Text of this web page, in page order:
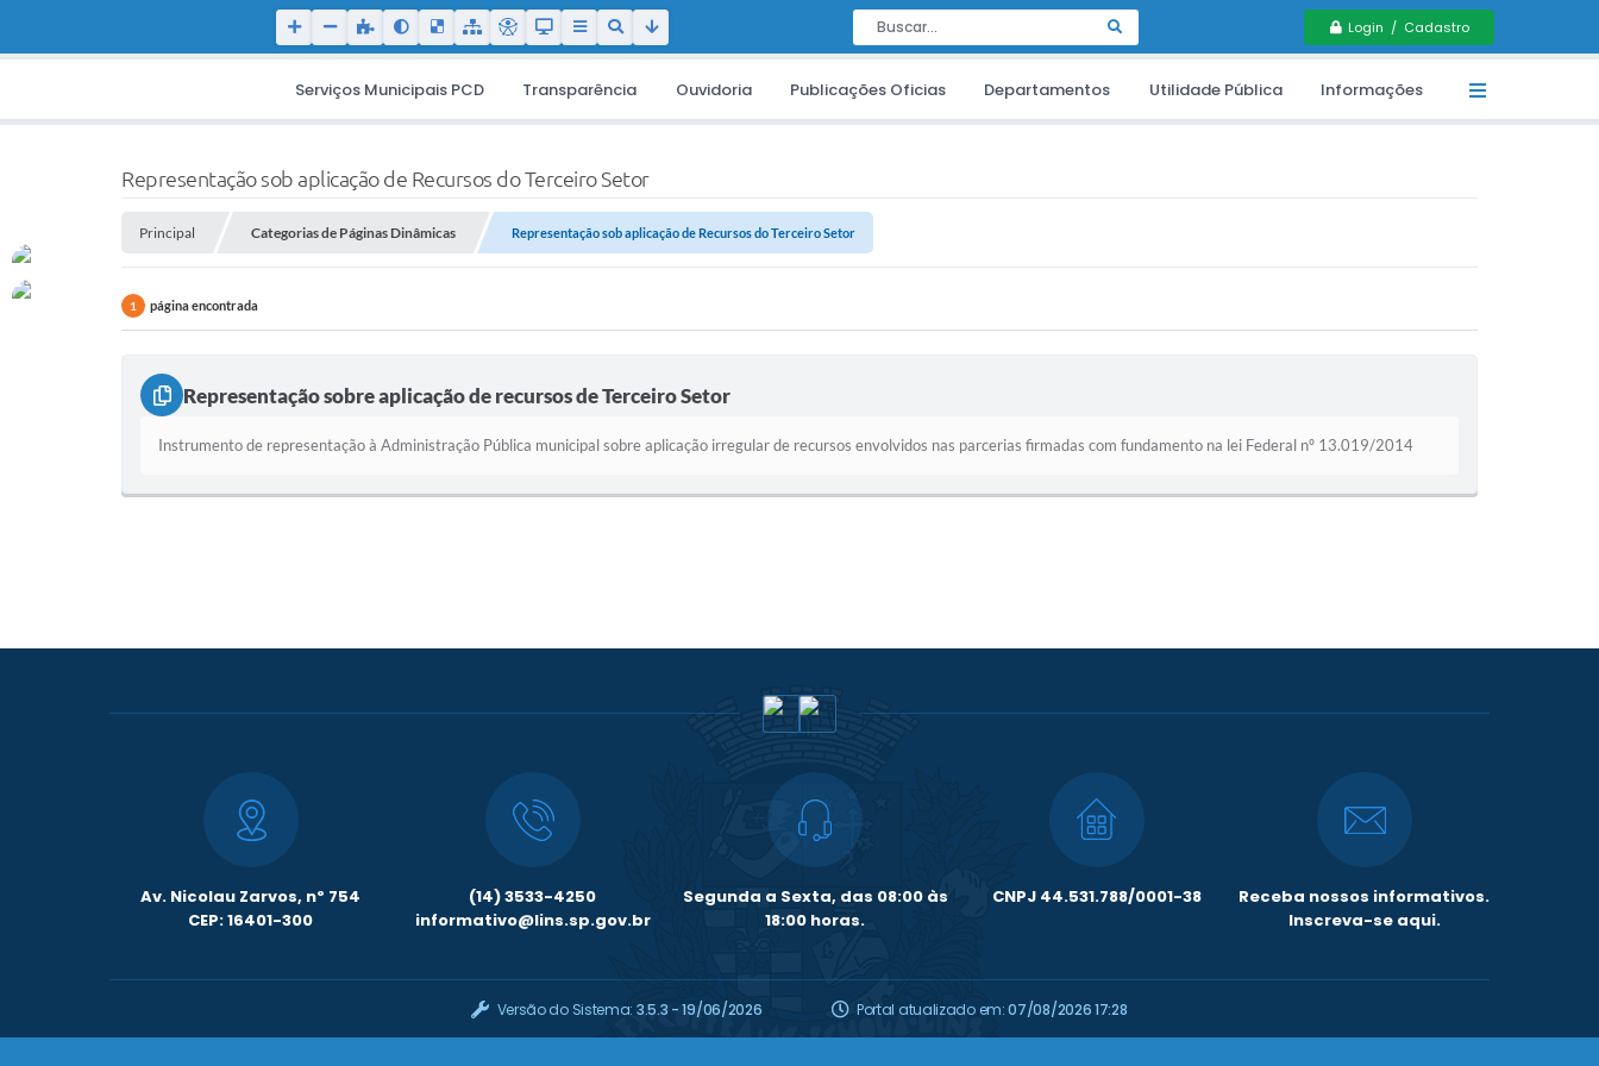
Login / Cadastro
Serviços Municipais PCD Transparência Ouvidoria Publicações Oficias Departamentos Utilidade Pública Informações
Representação sob aplicação de Recursos do Terceiro Setor
Principal Categorias de Páginas Dinâmicas Representação sob aplicação de Recursos do Terceiro Setor
1 página encontrada
Representação sobre aplicação de recursos de Terceiro Setor
Instrumento de representação à Administração Pública municipal sobre aplicação irregular de recursos envolvidos nas parcerias firmadas com fundamento na lei Federal nº 13.019/2014
Av. Nicolau Zarvos, nº 754
CEP: 16401-300
(14) 3533-4250
informativo@lins.sp.gov.br
Segunda a Sexta, das 08:00 às
18:00 horas.
CNPJ 44.531.788/0001-38
Receba nossos informativos.
Inscreva-se aqui.
Versão do Sistema: 3.5.3 - 19/06/2026 Portal atualizado em:07/08/2026 17:28